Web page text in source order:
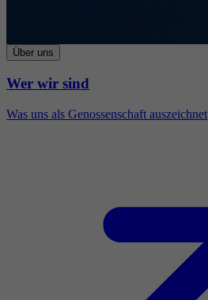
Über uns
Wer wir sind
Was uns als Genossenschaft auszeichnet